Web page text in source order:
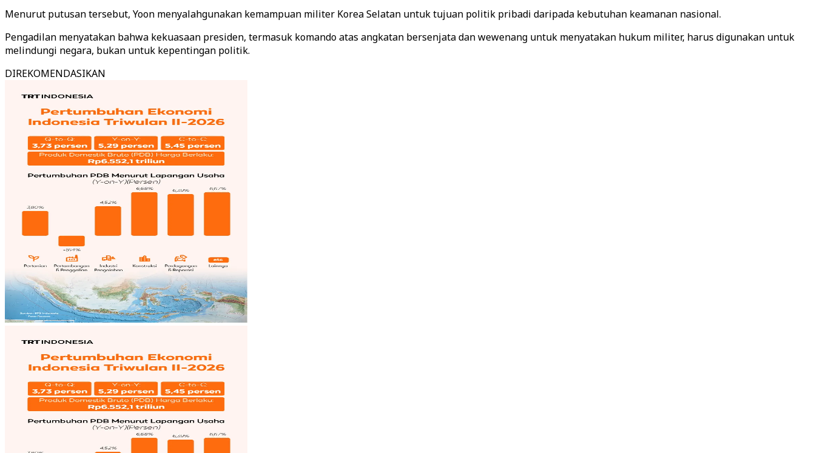
Menurut putusan tersebut, Yoon menyalahgunakan kemampuan militer Korea Selatan untuk tujuan politik pribadi daripada kebutuhan keamanan nasional.
Pengadilan menyatakan bahwa kekuasaan presiden, termasuk komando atas angkatan bersenjata dan wewenang untuk menyatakan hukum militer, harus digunakan untuk
melindungi negara, bukan untuk kepentingan politik.
DIREKOMENDASIKAN